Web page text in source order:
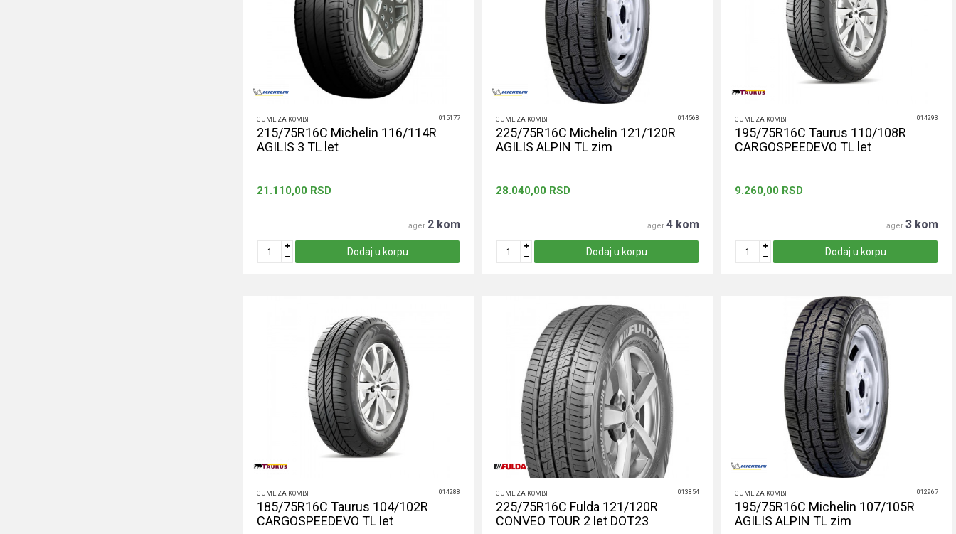
GUME ZA KOMBI 015177
215/75R16C Michelin 116/114R
AGILIS 3 TL let
21.110,00 RSD
Lager 2 kom
Dodaj u korpu
GUME ZA KOMBI 014568
225/75R16C Michelin 121/120R
AGILIS ALPIN TL zim
28.040,00 RSD
Lager 4 kom
Dodaj u korpu
GUME ZA KOMBI 014293
195/75R16C Taurus 110/108R
CARGOSPEEDEVO TL let
9.260,00 RSD
Lager 3 kom
Dodaj u korpu
GUME ZA KOMBI 014288
185/75R16C Taurus 104/102R
CARGOSPEEDEVO TL let
GUME ZA KOMBI 013854
225/75R16C Fulda 121/120R
CONVEO TOUR 2 let DOT23
GUME ZA KOMBI 012967
195/75R16C Michelin 107/105R
AGILIS ALPIN TL zim